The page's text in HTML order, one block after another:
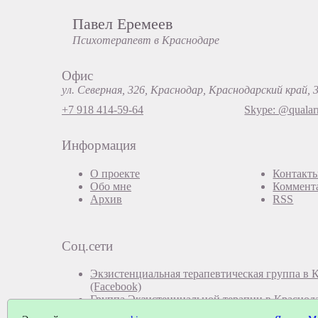
Павел Еремеев
Психотерапевт в Краснодаре
Офис
ул. Северная, 326, Краснодар, Краснодарский край,
+7 918 414-59-64
Skype:
Информация
О проекте
Обо мне
Архив
RSS
Соц.сети
Экзистенциальная терапевтическая группа в
(Facebook)
Группа Экзистенциальной терапии в